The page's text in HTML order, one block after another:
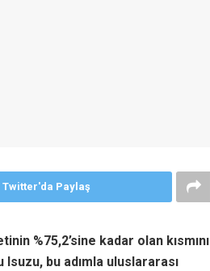
Twitter'da Paylaş
%75,2’sine kadar olan kısmını
Isuzu, bu adımla uluslararası